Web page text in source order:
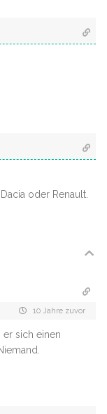
oder Renault.
10 Jahre zuvor
sich einen